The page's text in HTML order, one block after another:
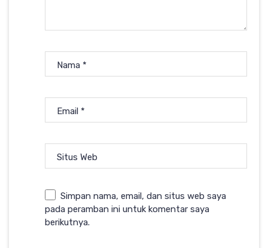
Nama *
Email *
Situs Web
Simpan nama, email, dan situs web saya
pada peramban ini untuk komentar saya
berikutnya.